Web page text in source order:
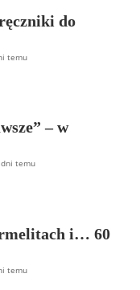
do
temu
– w
temu
i… 60
temu